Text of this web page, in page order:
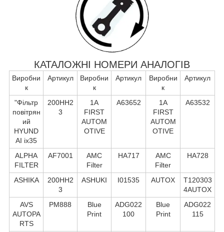
КАТАЛОЖНІ НОМЕРИ АНАЛОГІВ
Виробни
к
Артикул
Виробни
к
Артикул
Виробни
к
Артикул
"Фільтр
повітрян
ий
HYUND
AI ix35
200HH2
3
1A
FIRST
AUTOM
OTIVE
A63652
1A
FIRST
AUTOM
OTIVE
A63532
ALPHA
FILTER
AF7001
AMC
Filter
HA717
AMC
Filter
HA728
ASHIKA
200HH2
3
ASHUKI I01535 AUTOX
T120303
4AUTOX
AVS
AUTOPA
RTS
PM888
Blue
Print
ADG022
100
Blue
Print
ADG022
115